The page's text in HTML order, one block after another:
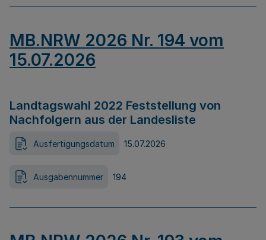
MB.NRW 2026 Nr. 194 vom
15.07.2026
Landtagswahl 2022 Feststellung von
Nachfolgern aus der Landesliste
Ausfertigungsdatum 15.07.2026
Ausgabennummer 194